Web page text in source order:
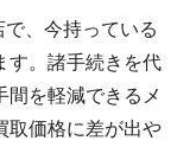
、今持っている
す。諸手続きを代
を軽減できるメ
取価格に差が出や